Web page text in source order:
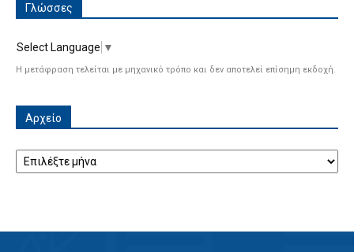
Γλώσσες
Select Language ▼
Η μετάφραση τελείται με μηχανικό τρόπο και δεν αποτελεί επίσημη εκδοχή.
Αρχείο
Αρχείο